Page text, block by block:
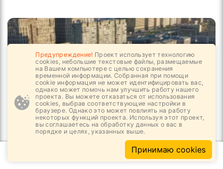
3 387
Государство открывает новые площадки для
Предупреждение! Проект использует технологию
cookies, небольшие текстовые файлы, размещаемые
на Вашем компьютере с целью сохранения
временной информации. Собранная при помощи
cookie информация не может идентифицировать вас,
однако может помочь нам улучшить работу нашего
проекта. Вы можете отказаться от использования
cookies, выбрав соответствующие настройки в
браузере. Однако это может повлиять на работу
некоторых функций проекта. Используя этот проект,
вы соглашаетесь на обработку данных о вас в
порядке и целях, указанных выше.
Принимаю cookies